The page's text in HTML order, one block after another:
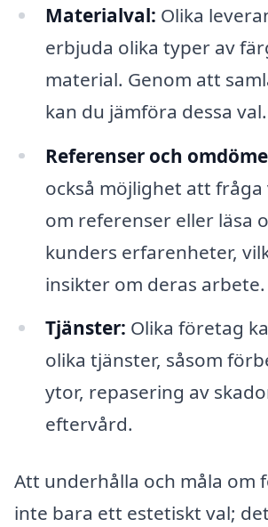
Materialval: Olika
erbjuda olika typer av
material. Genom att
kan du jämföra dessa val.
Referenser och
också möjlighet att
om referenser eller läsa
kunders erfarenheter,
insikter om deras arbete.
Tjänster: Olika företag
olika tjänster, såsom
ytor, repasering av
eftervård.
Att underhålla och måla om
inte bara ett estetiskt val;